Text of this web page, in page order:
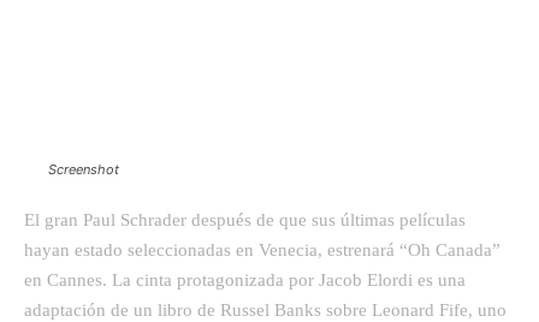
Screenshot
El gran Paul Schrader después de que sus últimas películas
hayan estado seleccionadas en Venecia, estrenará “Oh Canada”
en Cannes. La cinta protagonizada por Jacob Elordi es una
adaptación de un libro de Russel Banks sobre Leonard Fife, uno